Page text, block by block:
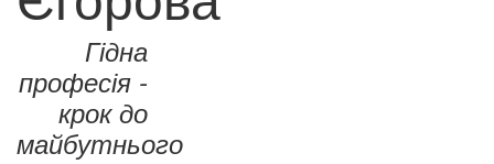
Гідна
професія -
крок до
майбутнього